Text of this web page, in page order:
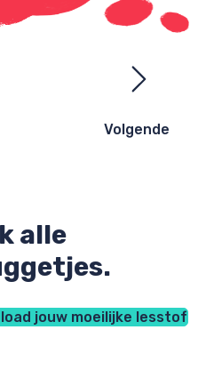
Volgende
alle
jouw moeilijke lesstof